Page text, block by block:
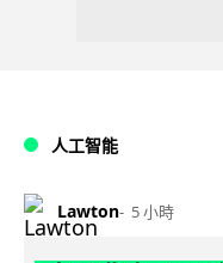
人工智能
Lawton 5 小時